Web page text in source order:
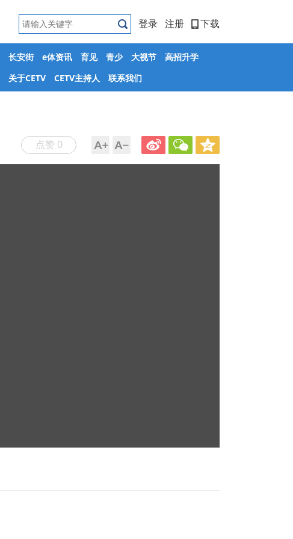
登录 注册 下载
长安街 e体资讯 育见 青少 大视节
高招升学
关于CETV CETV主持人 联系我们
点赞 0